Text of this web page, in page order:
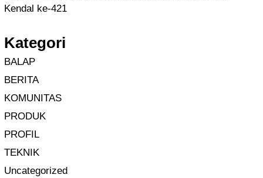
Kendal ke-421
Kategori
BALAP
BERITA
KOMUNITAS
PRODUK
PROFIL
TEKNIK
Uncategorized